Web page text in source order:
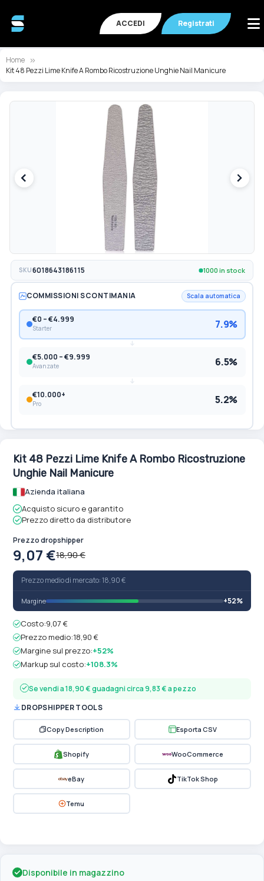
ACCEDI Registrati
Home
Kit 48 Pezzi Lime Knife A Rombo Ricostruzione Unghie Nail Manicure
Vai
immagini
Vai
SKU6018643186115 1000 in stock
COMMISSIONI SCONTIMANIA Scala automatica
€0 – €4.999
Starter 7.9%
€5.000 – €9.999
Avanzate 6.5%
€10.000+
Pro 5.2%
Kit 48 Pezzi Lime Knife A Rombo Ricostruzione
Unghie Nail Manicure
Azienda italiana
Acquisto sicuro e garantito
Prezzo diretto da distributore
Prezzo dropshipper
9,07 €18,90 €
Prezzo medio di mercato: 18,90 €
Margine +52%
Costo:9,07 €
Prezzo medio:18,90 €
Margine sul prezzo:+52%
Markup sul costo:+108.3%
Se vendi a 18,90 € guadagni circa 9,83 € a pezzo
DROPSHIPPER TOOLS
Copy Description Esporta CSV
Shopify WooCommerce
eBay TikTok Shop
Temu
Disponibile in magazzino